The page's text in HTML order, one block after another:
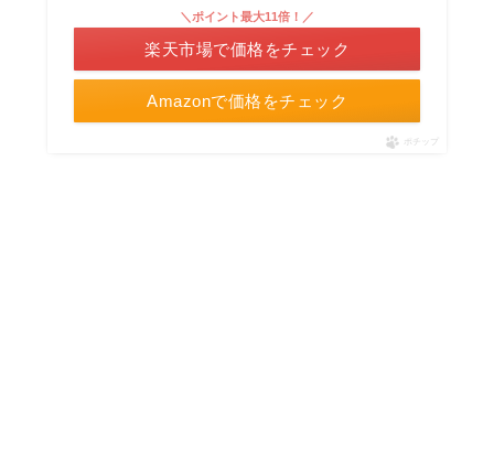
Amazonで価格をチェック
＼ポイント最大11倍！／
楽天市場で価格をチェック
ポチップ